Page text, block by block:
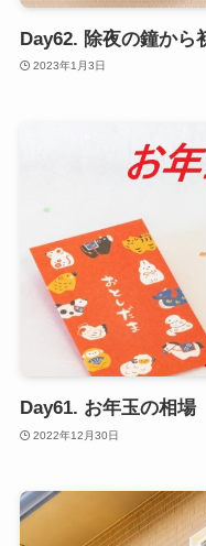
Day62. 除夜の鐘から
2023年1月3日
Day61. お年玉の相場
2022年12月30日